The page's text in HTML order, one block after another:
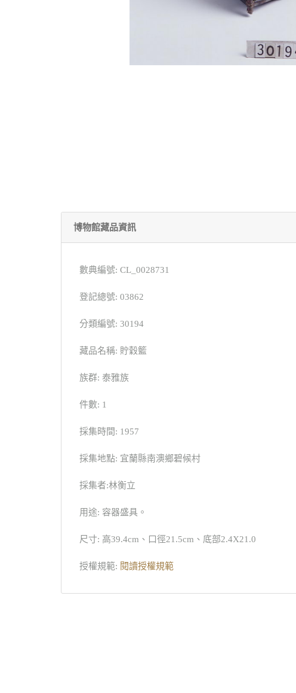
博物館藏品資訊
數典編號: CL_0028731
登記總號: 03862
分類編號: 30194
藏品名稱: 貯穀籃
族群: 泰雅族
件數: 1
採集時間: 1957
採集地點: 宜蘭縣南澳鄉碧候村
採集者:林衡立
用途: 容器盛具。
尺寸: 高39.4cm、口徑21.5cm、底部2.4X21.0
授權規範: 閱讀授權規範